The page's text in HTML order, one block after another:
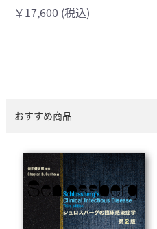
￥17,600 (税込)
おすすめ商品